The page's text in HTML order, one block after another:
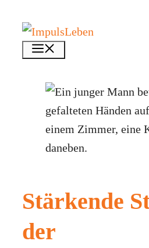
Inhalt
springen
Stärkende
der